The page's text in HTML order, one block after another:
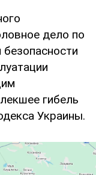
дело по
гибель
Украины.